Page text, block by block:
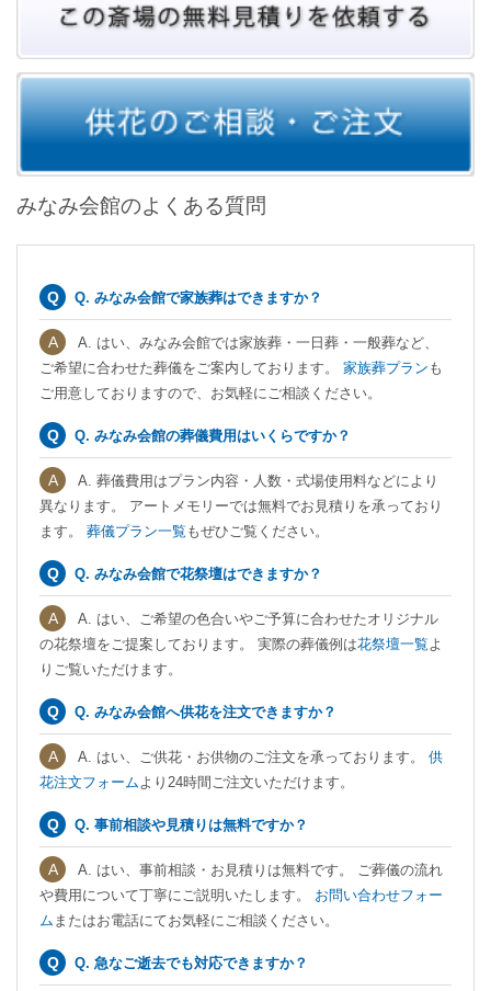
みなみ会館のよくある質問
Q. みなみ会館で家族葬はできますか？
A. はい、みなみ会館では家族葬・一日葬・一般葬など、
ご希望に合わせた葬儀をご案内しております。 家族葬プラン も
ご用意しておりますので、お気軽にご相談ください。
Q. みなみ会館の葬儀費用はいくらですか？
A. 葬儀費用はプラン内容・人数・式場使用料などにより
異なります。 アートメモリーでは無料でお見積りを承っており
ます。 葬儀プラン一覧 もぜひご覧ください。
Q. みなみ会館で花祭壇はできますか？
A. はい、ご希望の色合いやご予算に合わせたオリジナル
の花祭壇をご提案しております。 実際の葬儀例は花祭壇一覧 よ
りご覧いただけます。
Q. みなみ会館へ供花を注文できますか？
A. はい、ご供花・お供物のご注文を承っております。 供
花注文フォーム より24時間ご注文いただけます。
Q. 事前相談や見積りは無料ですか？
A. はい、事前相談・お見積りは無料です。 ご葬儀の流れ
や費用について丁寧にご説明いたします。 お問い合わせフォー
ム またはお電話にてお気軽にご相談ください。
Q. 急なご逝去でも対応できますか？